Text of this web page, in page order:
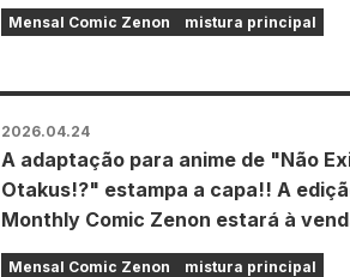
Mensal Comic Zenon mistura principal
2026.04.24
A adaptação para anime de "Não
Otakus!?" estampa a capa!! A
Monthly Comic Zenon estará à
Mensal Comic Zenon mistura principal